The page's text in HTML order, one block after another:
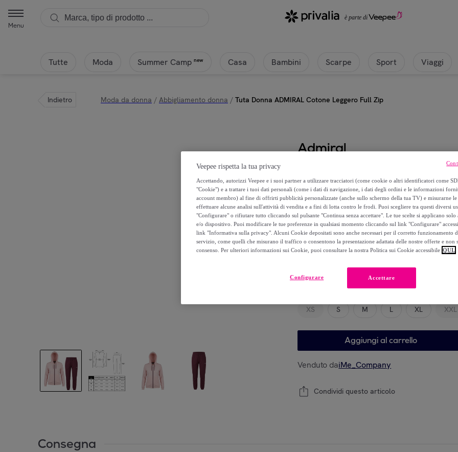
Menu
Tutte Moda Summer Camp new Casa Bambini Scarpe Sport Viaggi
Indietro Moda da donna / Abbigliamento donna / Tuta Donna ADMIRAL Cotone Leggero Full Zip
Admiral
Tuta Donna ADMIRAL Cotone
59,99 €
99, 99 €
-40%
Modello
XS S M L XL XXL
Aggiungi al carrello
Venduto daiMe_Company
Condividi questo articolo
Consegna
Veepee rispetta la tua privacy
Accettando, autorizzi Veepee e i suoi partner a utilizzare tracciatori (come cookie o altri identificatori come
"Cookie") e a trattare i tuoi dati personali (come i dati di navigazione, i dati degli ordini e le informazioni
account membro) al fine di offrirti pubblicità personalizzate (anche sullo schermo della tua TV) e misurarne le
effettuare alcune analisi sull'attività di vendita e a fini di lotta contro le frodi. Puoi scegliere tra questi diversi
"Configurare" o rifiutare tutto cliccando sul pulsante "Continua senza accettare". Le tue scelte si applicano solo
e/o dispositivo. Puoi modificare le tue preferenze in qualsiasi momento cliccando sul link "Configurare"
link "Informativa sulla privacy". Alcuni Cookie depositati sono anche necessari per il corretto funzionamento
servizio, come quelli che misurano il traffico o consentono la presentazione adattata delle nostre offerte e non
consenso. Per ulteriori informazioni sui Cookie, puoi consultare la nostra Politica sui Cookie accessibile QUI.
Accettare
Configurare